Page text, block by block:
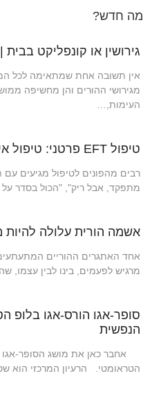
מה חדש?
גירושין או קונפליקט
אין תשובה אחת שמתאימה לכל
מגירושי ההורים והן מחשיפה
העימות,…
טיפול EFT פרטני: טיפול אישי ממוקד רגש (EFIT)
רבים מהפונים לטיפול מגיעים
מתפקד, אבל ריק", "הכול בסדר על
אשמה הורית עלולה להיות
אחד האתגרים ההוריים
מרגיש לפעמים, בינו לבין עצמו,
סופר-אגו הורס-אגו בלופ
הנפשית
אחבר כאן את מושג הסופר-אגו
הטראומטי. הרעיון המרכזי הוא